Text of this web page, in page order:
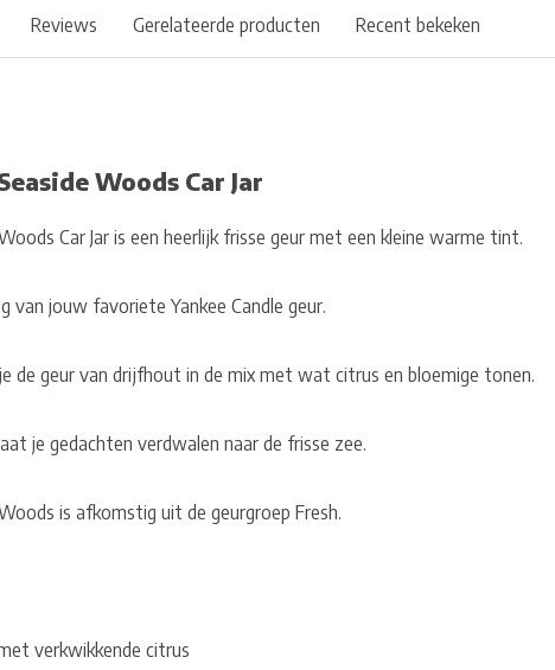
Reviews Gerelateerde producten Recent bekeken
Woods Car Jar
Car Jar is een heerlijk frisse geur met een kleine warme tint.
van jouw favoriete Yankee Candle geur.
de geur van drijfhout in de mix met wat citrus en bloemige tonen.
je gedachten verdwalen naar de frisse zee.
is afkomstig uit de geurgroep Fresh.
verkwikkende citrus